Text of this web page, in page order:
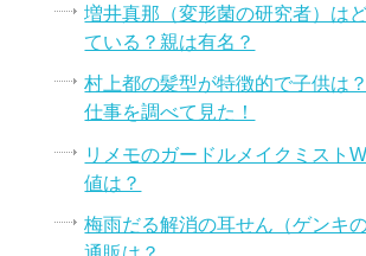
増井真那（変形菌の研究者）は
ている？親は有名？
村上都の髪型が特徴的で子供は
仕事を調べて見た！
リメモのガードルメイクミスト
値は？
梅雨だる解消の耳せん（ゲンキ